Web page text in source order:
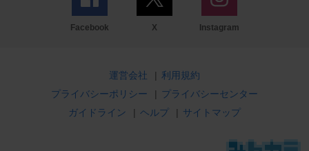
Facebook X Instagram
運営会社 | 利用規約
プライバシーポリシー
| プライバシーセンター
ガイドライン
| ヘルプ | サイトマップ